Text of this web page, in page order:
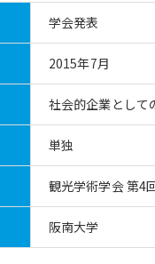
学会発表
2015年7月
社会的企業として
単独
観光学術学会 第4
阪南大学